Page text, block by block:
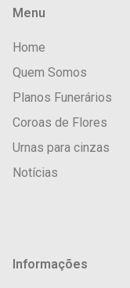
Menu
Home
Quem Somos
Planos Funerários
Coroas de Flores
Urnas para cinzas
Notícias
Informações